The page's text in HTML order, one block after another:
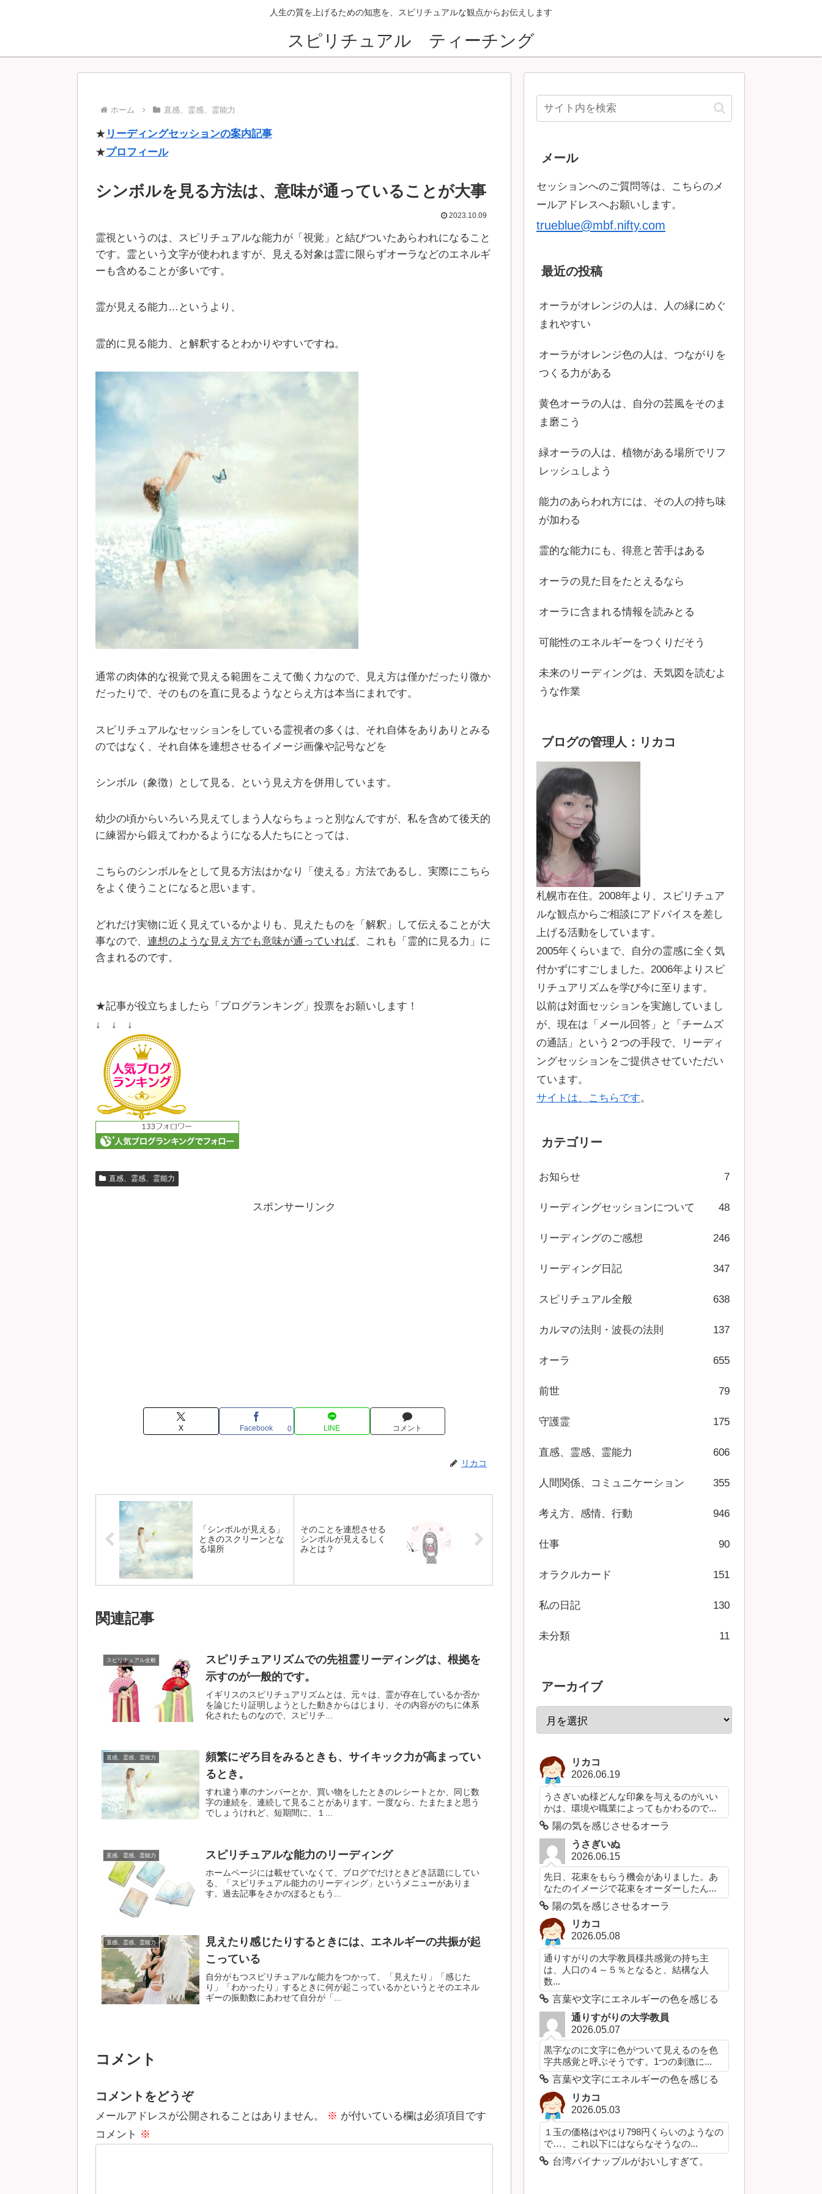
人生の質を上げるための知恵を、スピリチュアルな観点からお伝えします
スピリチュアル ティーチング
ホーム 直感、霊感、霊能力
★ リーディングセッションの案内記事
★プロフィール
シンボルを見る方法は、意味が通っていることが大事
2023.10.09
霊視というのは、スピリチュアルな能力が「視覚」と結びついたあらわれになること
です。霊という文字が使われますが、見える対象は霊に限らずオーラなどのエネルギ
ーも含めることが多いです。
霊が見える能力…というより、
霊的に見る能力、と解釈するとわかりやすいですね。
通常の肉体的な視覚で見える範囲をこえて働く力なので、見え方は僅かだったり微か
だったりで、そのものを直に見るようなとらえ方は本当にまれです。
スピリチュアルなセッションをしている霊視者の多くは、それ自体をありありとみる
のではなく、それ自体を連想させるイメージ画像や記号などを
シンボル（象徴）として見る、という見え方を併用しています。
幼少の頃からいろいろ見えてしまう人ならちょっと別なんですが、私を含めて後天的
に練習から鍛えてわかるようになる人たちにとっては、
こちらのシンボルをとして見る方法はかなり「使える」方法であるし、実際にこちら
をよく使うことになると思います。
どれだけ実物に近く見えているかよりも、見えたものを「解釈」して伝えることが大
事なので、 連想のような見え方でも意味が通っていれば、これも「霊的に見る力」に
含まれるのです。
★記事が役立ちましたら「ブログランキング」投票をお願いします！
↓ ↓ ↓
直感、霊感、霊能力
スポンサーリンク
X Facebook 0 LINE コメント
リカコ
「シンボルが見える」
ときのスクリーンとな
る場所
そのことを連想させる
シンボルが見えるしく
みとは？
関連記事
スピリチュアル全般
スピリチュアリズムでの先祖霊リーディングは、根拠を
示すのが一般的です。
イギリスのスピリチュアリズムとは、元々は、霊が存在しているか否か
を論じたり証明しようとした動きからはじまり、その内容がのちに体系
化されたものなので、スピリチ...
直感、霊感、霊能力
頻繁にぞろ目をみるときも、サイキック力が高まってい
るとき。
すれ違う車のナンバーとか、買い物をしたときのレシートとか、同じ数
字の連続を、連続して見ることがあります。一度なら、たまたまと思う
でしょうけれど、短期間に、１...
直感、霊感、霊能力 スピリチュアルな能力のリーディング
ホームページには載せていなくて、ブログでだけときどき話題にしてい
る、「スピリチュアル能力のリーディング」というメニューがありま
す。過去記事をさかのぼるともう...
直感、霊感、霊能力
見えたり感じたりするときには、エネルギーの共振が起
こっている
自分がもつスピリチュアルな能力をつかって、「見えたり」「感じた
り」「わかったり」するときに何が起こっているかというとそのエネル
ギーの振動数にあわせて自分が「...
コメント
コメントをどうぞ
メールアドレスが公開されることはありません。 ※ が付いている欄は必須項目です
コメント ※
メール
セッションへのご質問等は、こちらのメ
ールアドレスへお願いします。
trueblue@mbf.nifty.com
最近の投稿
オーラがオレンジの人は、人の縁にめぐ
まれやすい
オーラがオレンジ色の人は、つながりを
つくる力がある
黄色オーラの人は、自分の芸風をそのま
ま磨こう
緑オーラの人は、植物がある場所でリフ
レッシュしよう
能力のあらわれ方には、その人の持ち味
が加わる
霊的な能力にも、得意と苦手はある
オーラの見た目をたとえるなら
オーラに含まれる情報を読みとる
可能性のエネルギーをつくりだそう
未来のリーディングは、天気図を読むよ
うな作業
ブログの管理人：リカコ
札幌市在住。2008年より、スピリチュア
ルな観点からご相談にアドバイスを差し
上げる活動をしています。
2005年くらいまで、自分の霊感に全く気
付かずにすごしました。2006年よりスピ
リチュアリズムを学び今に至ります。
以前は対面セッションを実施していまし
が、現在は「メール回答」と「チームズ
の通話」という２つの手段で、リーディ
ングセッションをご提供させていただい
ています。
サイトは、こちらです。
カテゴリー
お知らせ 7
リーディングセッションについて 48
リーディングのご感想 246
リーディング日記 347
スピリチュアル全般 638
カルマの法則・波長の法則 137
オーラ 655
前世 79
守護霊 175
直感、霊感、霊能力 606
人間関係、コミュニケーション 355
考え方、感情、行動 946
仕事 90
オラクルカード 151
私の日記 130
未分類 11
アーカイブ
リカコ
2026.06.19
うさぎいぬ様どんな印象を与えるのがいい
かは、環境や職業によってもかわるので...
陽の気を感じさせるオーラ
うさぎいぬ
2026.06.15
先日、花束をもらう機会がありました。あ
なたのイメージで花束をオーダーしたん...
陽の気を感じさせるオーラ
リカコ
2026.05.08
通りすがりの大学教員様共感覚の持ち主
は、人口の４～５％となると、結構な人
数...
言葉や文字にエネルギーの色を感じる
通りすがりの大学教員
2026.05.07
黒字なのに文字に色がついて見えるのを色
字共感覚と呼ぶそうです。1つの刺激に...
言葉や文字にエネルギーの色を感じる
リカコ
2026.05.03
１玉の価格はやはり798円くらいのようなの
で…、これ以下にはならなそうなの...
台湾パイナップルがおいしすぎて。